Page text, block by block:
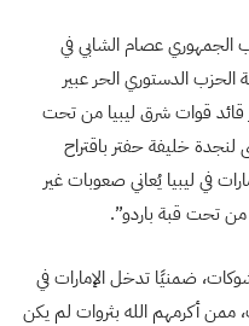
الجمهوري عصام الشابي في
الدستوري الحر عبير
قائد قوات شرق ليبيا من تحت
لنجدة خليفة حفتر باقتراح
في ليبيا يُعاني صعوبات غير
تحت قبة باردو”.
ضمنيًا تدخل الإمارات في
ممن أكرمهم الله بثروات لم يكن